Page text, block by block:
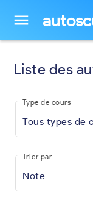
menu
Liste des
Tous types de
Type de cours
Note
Trier par